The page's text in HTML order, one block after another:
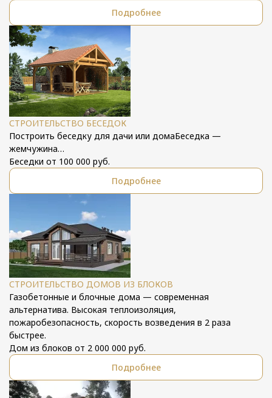
Подробнее
СТРОИТЕЛЬСТВО БЕСЕДОК
Построить беседку для дачи или домаБеседка —
жемчужина…
Беседки от 100 000 руб.
Подробнее
СТРОИТЕЛЬСТВО ДОМОВ ИЗ БЛОКОВ
Газобетонные и блочные дома — современная
альтернатива. Высокая теплоизоляция,
пожаробезопасность, скорость возведения в 2 раза
быстрее.
Дом из блоков от 2 000 000 руб.
Подробнее